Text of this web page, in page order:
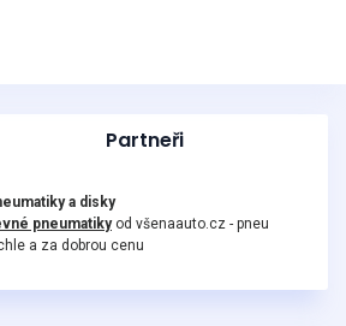
Partneři
a disky
pneumatikyod všenaauto.cz - pneu
a za dobrou cenu